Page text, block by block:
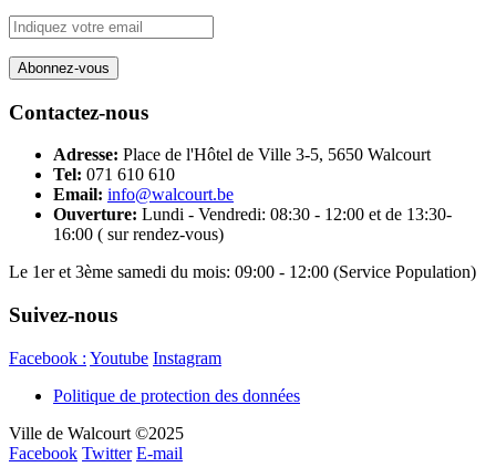
Contactez-nous
Adresse: Place de l'Hôtel de Ville 3-5, 5650 Walcourt
Tel: 071 610 610
Email: info@walcourt.be
Ouverture: Lundi - Vendredi: 08:30 - 12:00 et de 13:30-
16:00 ( sur rendez-vous)
Le 1er et 3ème samedi du mois: 09:00 - 12:00 (Service Population)
Suivez-nous
Facebook : Youtube Instagram
Politique de protection des données
Ville de Walcourt ©2025
Facebook Twitter E-mail